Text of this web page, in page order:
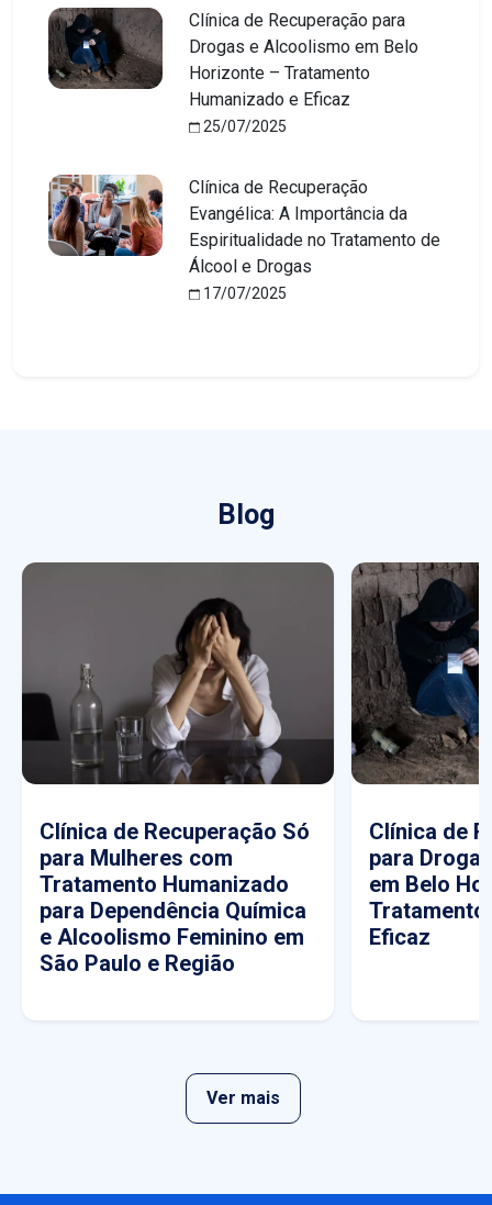
Clínica de Recuperação para
Drogas e Alcoolismo em Belo
Horizonte – Tratamento
Humanizado e Eficaz
25/07/2025
Clínica de Recuperação
Evangélica: A Importância da
Espiritualidade no Tratamento de
Álcool e Drogas
17/07/2025
Blog
Clínica de Recuperação Só
para Mulheres com
Tratamento Humanizado
para Dependência Química
e Alcoolismo Feminino em
São Paulo e Região
Clínica de
para
em Belo
Tratamento
Eficaz
Ver mais